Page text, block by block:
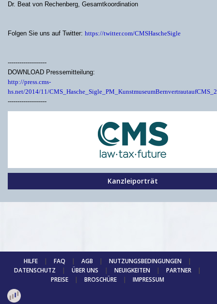
Dr. Beat von Rechenberg, Gesamtkoordination
Folgen Sie uns auf Twitter: https://twitter.com/CMSHascheSigle
--------------------
DOWNLOAD Pressemitteilung:
http://press.cms-
hs.net/2014/11/
--------------------
Kanzleiporträt
HILFE | FAQ | AGB | NUTZUNGSBEDINGUNGEN
|
DATENSCHUTZ
| ÜBER UNS | NEUIGKEITEN | PARTNER
|
PREISE
| BROSCHÜRE | IMPRESSUM